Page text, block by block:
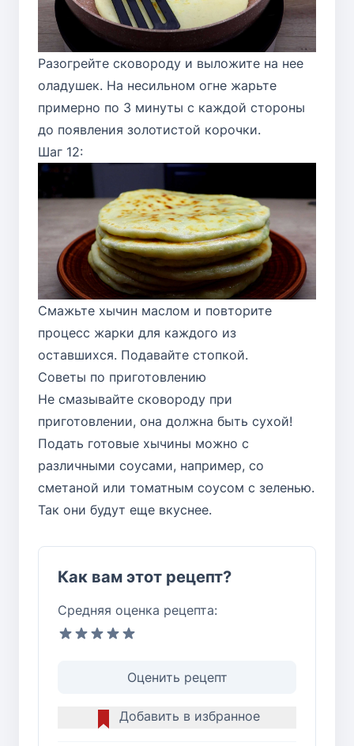
Разогрейте сковороду и выложите на нее
оладушек. На несильном огне жарьте
примерно по 3 минуты с каждой стороны
до появления золотистой корочки.
Шаг 12:
Смажьте хычин маслом и повторите
процесс жарки для каждого из
оставшихся. Подавайте стопкой.
Советы по приготовлению
Не смазывайте сковороду при
приготовлении, она должна быть сухой!
Подать готовые хычины можно с
различными соусами, например, со
сметаной или томатным соусом с зеленью.
Так они будут еще вкуснее.
Как вам этот рецепт?
Средняя оценка рецепта:
Оценить рецепт
Добавить в избранное